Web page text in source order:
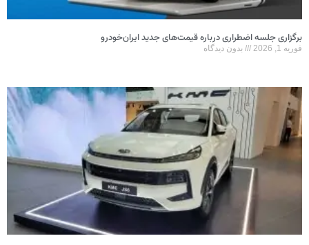
برگزاری جلسه اضطراری درباره قیمت‌های جدید ایران‌خودرو
فوریه 1, 2026 بدون دیدگاه